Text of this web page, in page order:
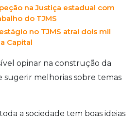
na Justiça estadual com
do TJMS
no TJMS atrai dois mil
Capital
opinar na construção da
sugerir melhorias sobre temas
a sociedade tem boas ideias